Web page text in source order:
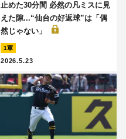
止めた30分間 必然の凡ミスに見
えた隙...“仙台の好返球”は「偶
然じゃない」
1軍
2026.5.23